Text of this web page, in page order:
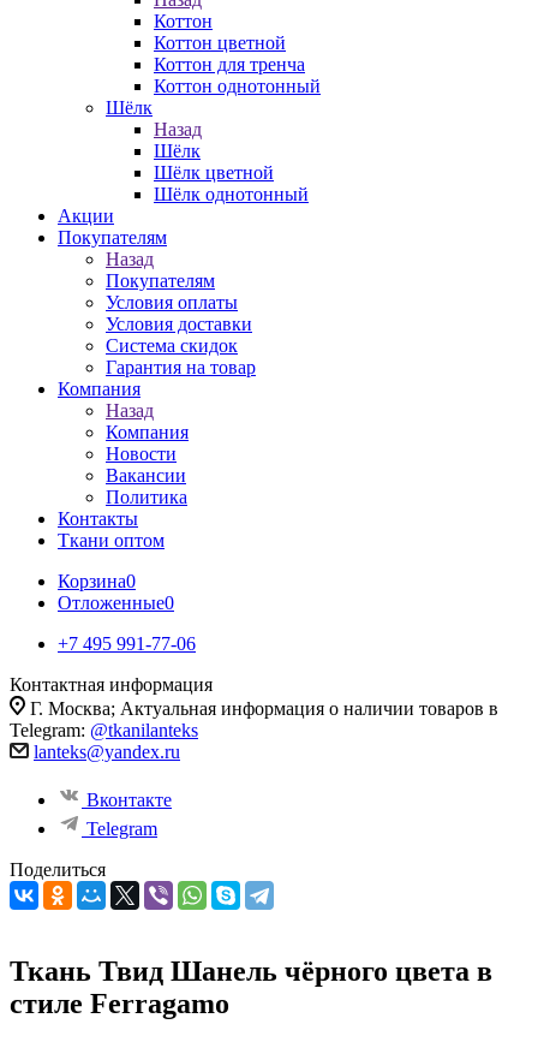
Коттон
Коттон цветной
Коттон для тренча
Коттон однотонный
Шёлк
Назад
Шёлк
Шёлк цветной
Шёлк однотонный
Акции
Покупателям
Назад
Покупателям
Условия оплаты
Условия доставки
Система скидок
Гарантия на товар
Компания
Назад
Компания
Новости
Вакансии
Политика
Контакты
Ткани оптом
Корзина0
Отложенные0
+7 495 991-77-06
Контактная информация
Г. Москва; Актуальная информация о наличии товаров в
Telegram: @tkanilanteks
lanteks@yandex.ru
Вконтакте
Telegram
Поделиться
Ткань Твид Шанель чёрного цвета в
стиле Ferragamo